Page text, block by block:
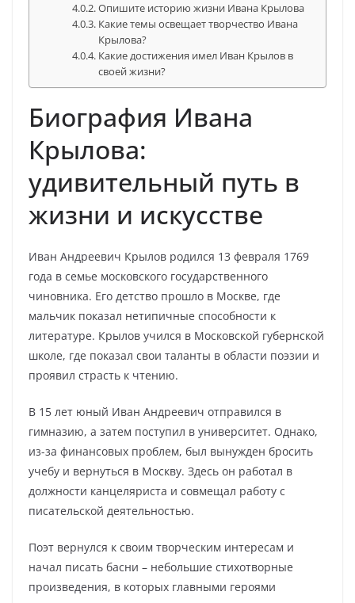
Опишите историю жизни Ивана Крылова
Какие темы освещает творчество Ивана
Крылова?
Какие достижения имел Иван Крылов в
своей жизни?
Биография Ивана
Крылова:
удивительный путь в
жизни и искусстве
Иван Андреевич Крылов родился 13 февраля 1769
года в семье московского государственного
чиновника. Его детство прошло в Москве, где
мальчик показал нетипичные способности к
литературе. Крылов учился в Московской губернской
школе, где показал свои таланты в области поэзии и
проявил страсть к чтению.
В 15 лет юный Иван Андреевич отправился в
гимназию, а затем поступил в университет. Однако,
из-за финансовых проблем, был вынужден бросить
учебу и вернуться в Москву. Здесь он работал в
должности канцеляриста и совмещал работу с
писательской деятельностью.
Поэт вернулся к своим творческим интересам и
начал писать басни – небольшие стихотворные
произведения, в которых главными героями